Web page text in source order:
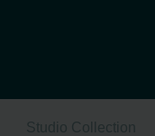
Studio Collection